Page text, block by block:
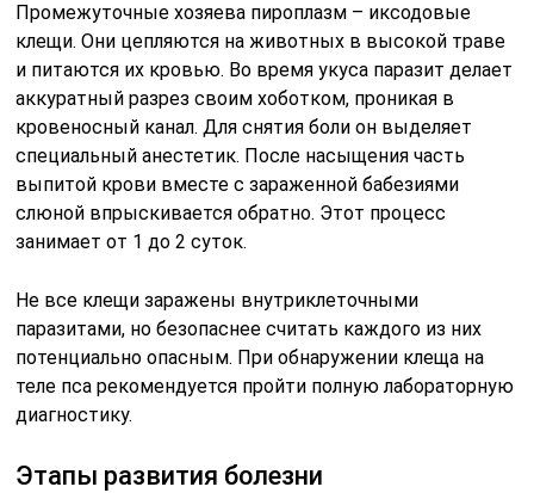
Промежуточные хозяева пироплазм – иксодовые
клещи. Они цепляются на животных в высокой траве
и питаются их кровью. Во время укуса паразит делает
аккуратный разрез своим хоботком, проникая в
кровеносный канал. Для снятия боли он выделяет
специальный анестетик. После насыщения часть
выпитой крови вместе с зараженной бабезиями
слюной впрыскивается обратно. Этот процесс
занимает от 1 до 2 суток.
Не все клещи заражены внутриклеточными
паразитами, но безопаснее считать каждого из них
потенциально опасным. При обнаружении клеща на
теле пса рекомендуется пройти полную лабораторную
диагностику.
Этапы развития болезни